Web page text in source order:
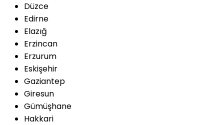
Düzce
Edirne
Elazığ
Erzincan
Erzurum
Eskişehir
Gaziantep
Giresun
Gümüşhane
Hakkari